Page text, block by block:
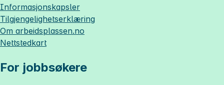
Informasjonskapsler
Tilgjengelighetserklæring
Om arbeidsplassen.no
Nettstedkart
For jobbsøkere